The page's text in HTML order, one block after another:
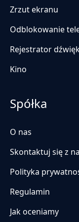
Zrzut ekranu
Odblokowanie
Rejestrator
Kino
Spółka
O nas
Skontaktuj się z
Polityka
Regulamin
Jak oceniamy